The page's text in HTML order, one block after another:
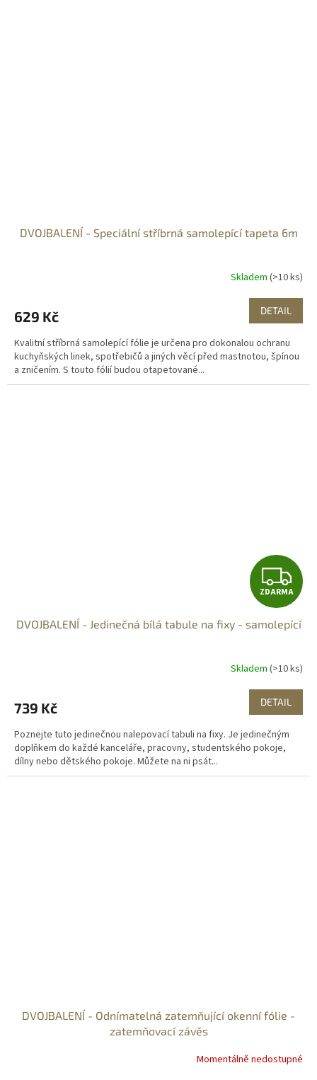
DVOJBALENÍ - Speciální stříbrná samolepící tapeta 6m
Skladem (>10 ks)
629 Kč DETAIL
Kvalitní stříbrná samolepící fólie je určena pro dokonalou ochranu
kuchyňských linek, spotřebičů a jiných věcí před mastnotou, špínou
a zničením. S touto fólií budou otapetované...
Z
D
A
R
M
A
ZDARMA
DVOJBALENÍ - Jedinečná bílá tabule na fixy - samolepící
Skladem (>10 ks)
739 Kč DETAIL
Poznejte tuto jedinečnou nalepovací tabuli na fixy. Je jedinečným
doplňkem do každé kanceláře, pracovny, studentského pokoje,
dílny nebo dětského pokoje. Můžete na ni psát...
DVOJBALENÍ - Odnímatelná zatemňující okenní fólie -
zatemňovací závěs
Momentálně nedostupné